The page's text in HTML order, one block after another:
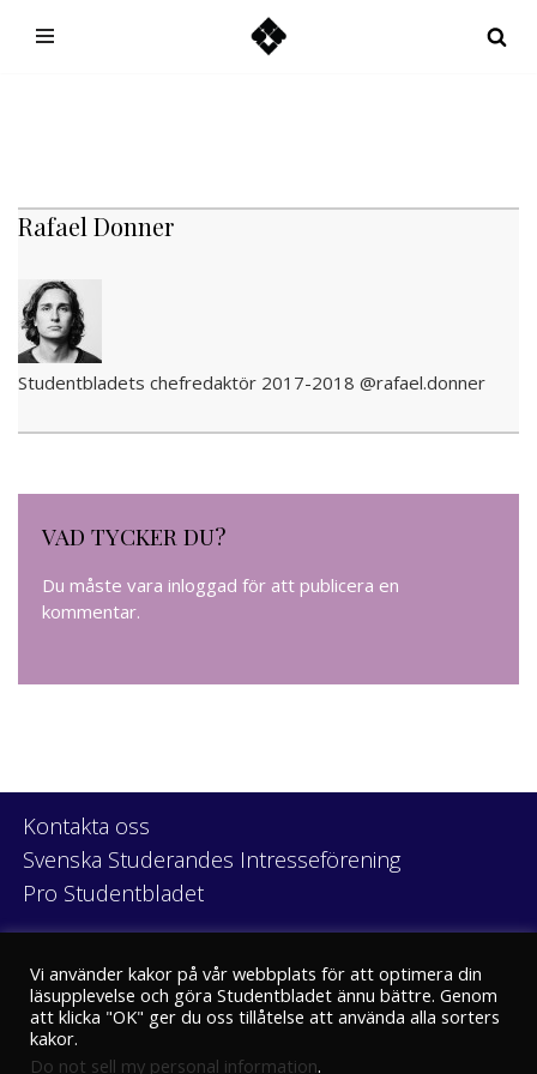
Rafael Donner
Studentbladets chefredaktör 2017-2018 @rafael.donner
VAD TYCKER DU?
Du måste vara inloggad för att publicera en
kommentar.
Kontakta oss
Svenska Studerandes Intresseförening
Pro Studentbladet
Vi använder kakor på vår webbplats för att optimera din
läsupplevelse och göra Studentbladet ännu bättre. Genom
att klicka "OK" ger du oss tillåtelse att använda alla sorters
kakor.
Do not sell my personal information.